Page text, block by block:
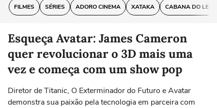
FILMES SÉRIES ADORO CINEMA XATAKA CABANA DO
Esqueça Avatar: James Cameron
quer revolucionar o 3D mais uma
vez e começa com um show pop
Diretor de Titanic, O Exterminador do Futuro e Avatar
demonstra sua paixão pela tecnologia em parceira com